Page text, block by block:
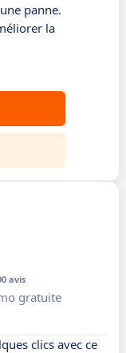
panne.
la
avis
gratuite
clics avec ce